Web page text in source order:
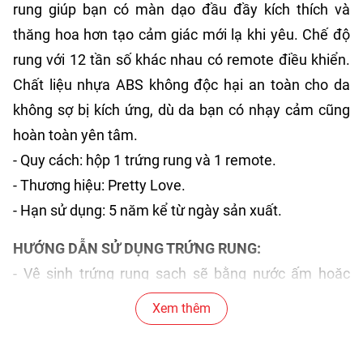
rung giúp bạn có màn dạo đầu đầy kích thích và
thăng hoa hơn tạo cảm giác mới lạ khi yêu. Chế độ
rung với 12 tần số khác nhau có remote điều khiển.
Chất liệu nhựa ABS không độc hại an toàn cho da
không sợ bị kích ứng, dù da bạn có nhạy cảm cũng
hoàn toàn yên tâm.
- Quy cách: hộp 1 trứng rung và 1 remote.
- Thương hiệu: Pretty Love.
- Hạn sử dụng: 5 năm kể từ ngày sản xuất.
HƯỚNG DẪN SỬ DỤNG TRỨNG RUNG:
- Vệ sinh trứng rung sạch sẽ bằng nước ấm hoặc
- Gắn pin AAA vào remote và trứng rung theo đúng
Xem thêm